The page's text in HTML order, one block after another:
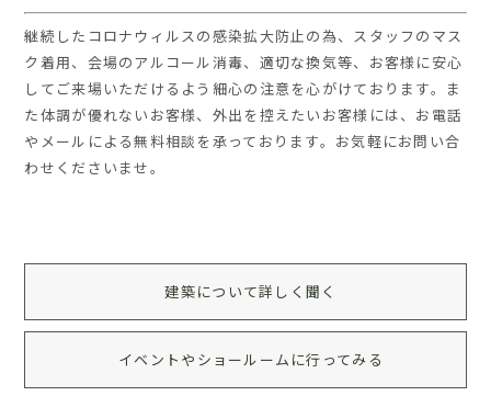
継続したコロナウィルスの感染拡大防止の為、スタッフのマス
ク着用、会場のアルコール消毒、適切な換気等、お客様に安心
してご来場いただけるよう細心の注意を心がけております。
ま
た体調が優れないお客様、外出を控えたいお客様には、お電話
やメールによる無料相談を承っております。 お気軽にお問い合
わせくださいませ。
建築について詳しく聞く
イベントやショールームに行ってみる